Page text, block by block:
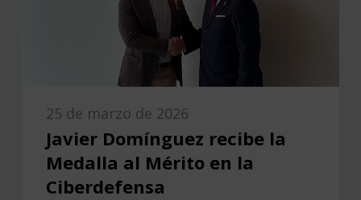
Javier Domínguez recibe la
Medalla al Mérito en la
Ciberdefensa
25 de marzo de 2026